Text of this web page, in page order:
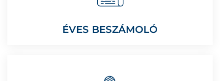
ÉVES BESZÁMOLÓ